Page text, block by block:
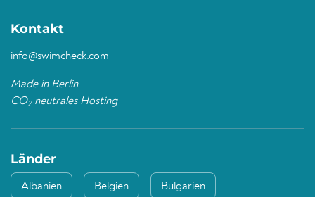
Kontakt
info@swimcheck.com
Made in Berlin
CO2neutrales Hosting
Länder
Albanien Belgien Bulgarien